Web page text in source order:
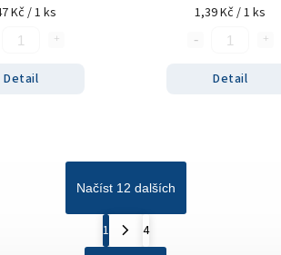
Kč / 1 ks
Detail
1,39 Kč / 1 ks
Detail
Načíst 12 dalších
1
4